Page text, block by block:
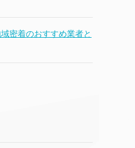
密着のおすすめ業者と